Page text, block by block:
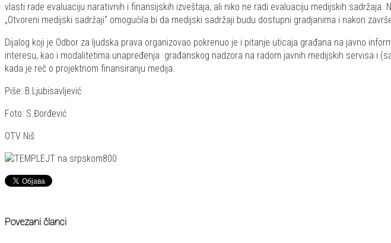
vlasti rade evaluaciju narativnih i finansijskih izveštaja, ali niko ne radi evaluaciju medijskih
„Otvoreni medijski sadržaji“ omogućila bi da medijski sadržaji budu dostupni gradjanima i nakon
Dijalog koji je Odbor za ljudska prava organizovao pokrenuo je i pitanje uticaja građana na javno
interesu, kao i modalitetima unapređenja građanskog nadzora na radom javnih medijskih servisa i
kada je reč o projektnom finansiranju medija.
Piše: B.Ljubisavljević
Foto: S.Đorđević
OTV Niš
Povezani članci